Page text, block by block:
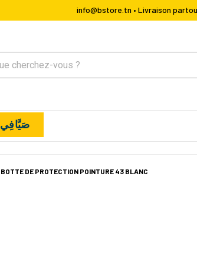
info@bstore.tn • Livraison
صَيَّافِي
BOTTE DE PROTECTION POINTURE 43 BLANC